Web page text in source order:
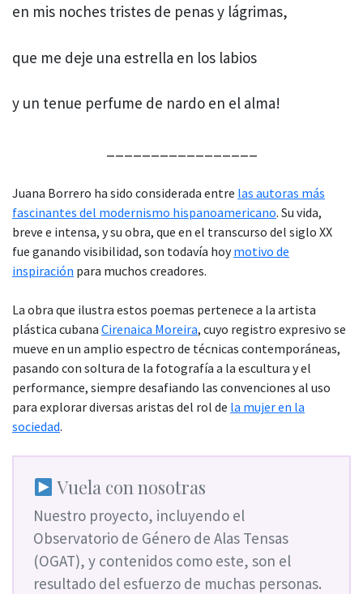
en mis noches tristes de penas y lágrimas,
que me deje una estrella en los labios
y un tenue perfume de nardo en el alma!
Juana Borrero ha sido considerada entre las autoras más
fascinantes del modernismo hispanoamericano. Su vida,
breve e intensa, y su obra, que en el transcurso del siglo XX
fue ganando visibilidad, son todavía hoymotivo de
inspiración para muchos creadores.
La obra que ilustra estos poemas pertenece a la artista
plástica cubana Cirenaica Moreira, cuyo registro expresivo se
mueve en un amplio espectro de técnicas contemporáneas,
pasando con soltura de la fotografía a la escultura y el
performance, siempre desafiando las convenciones al uso
para explorar diversas aristas del rol de la mujer en la
sociedad.
Vuela con nosotras
Nuestro proyecto, incluyendo el
Observatorio de Género de Alas Tensas
(OGAT), y contenidos como este, son el
resultado del esfuerzo de muchas personas.